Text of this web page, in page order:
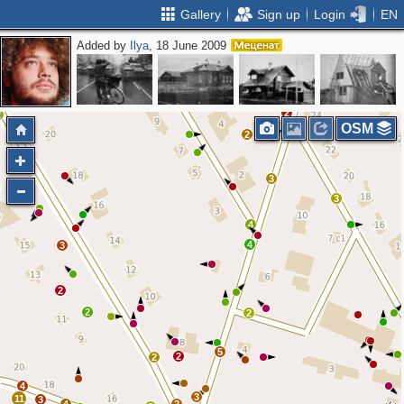
Gallery Sign up Login EN
Added by Ilya, 18 June 2009
3
11
3
2
2
2
2
4
2
2
2
3 4
4
3
2
5
3
6 OSM